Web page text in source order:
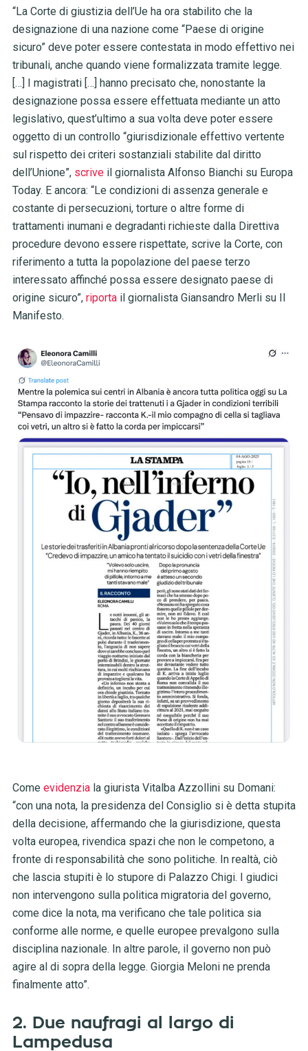
“La Corte di giustizia dell’Ue ha ora stabilito che la
designazione di una nazione come “Paese di origine
sicuro” deve poter essere contestata in modo effettivo nei
tribunali, anche quando viene formalizzata tramite legge.
[…] I magistrati […] hanno precisato che, nonostante la
designazione possa essere effettuata mediante un atto
legislativo, quest’ultimo a sua volta deve poter essere
oggetto di un controllo “giurisdizionale effettivo vertente
sul rispetto dei criteri sostanziali stabilite dal diritto
dell’Unione”, scriveil giornalista Alfonso Bianchi su Europa
Today. E ancora: “Le condizioni di assenza generale e
costante di persecuzioni, torture o altre forme di
trattamenti inumani e degradanti richieste dalla Direttiva
procedure devono essere rispettate, scrive la Corte, con
riferimento a tutta la popolazione del paese terzo
interessato affinché possa essere designato paese di
origine sicuro”, riportail giornalista Giansandro Merli su Il
Manifesto.
Come evidenziala giurista Vitalba Azzollini su Domani:
“con una nota, la presidenza del Consiglio si è detta stupita
della decisione, affermando che la giurisdizione, questa
volta europea, rivendica spazi che non le competono, a
fronte di responsabilità che sono politiche. In realtà, ciò
che lascia stupiti è lo stupore di Palazzo Chigi. I giudici
non intervengono sulla politica migratoria del governo,
come dice la nota, ma verificano che tale politica sia
conforme alle norme, e quelle europee prevalgono sulla
disciplina nazionale. In altre parole, il governo non può
agire al di sopra della legge. Giorgia Meloni ne prenda
finalmente atto”.
2. Due naufragi al largo di
Lampedusa